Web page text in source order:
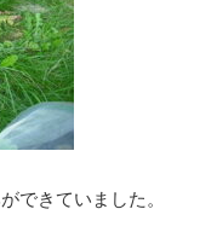
できていました。